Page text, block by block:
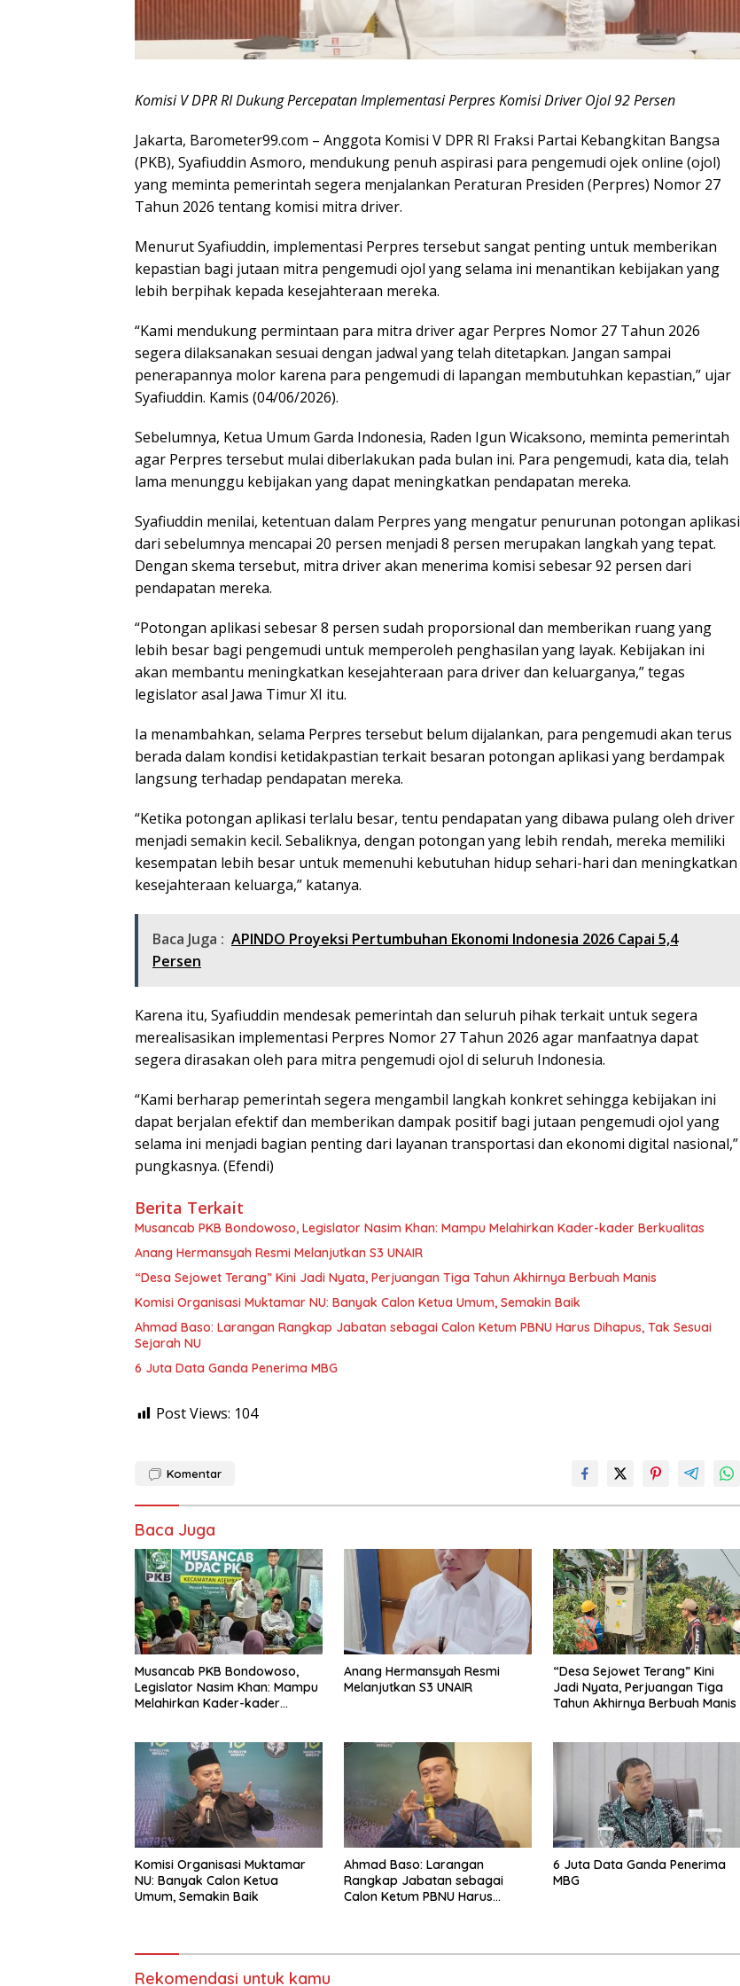
Komisi V DPR RI Dukung Percepatan Implementasi Perpres Komisi Driver Ojol 92 Persen
Jakarta, Barometer99.com – Anggota Komisi V DPR RI Fraksi Partai Kebangkitan Bangsa
(PKB), Syafiuddin Asmoro, mendukung penuh aspirasi para pengemudi ojek online (ojol)
yang meminta pemerintah segera menjalankan Peraturan Presiden (Perpres) Nomor 27
Tahun 2026 tentang komisi mitra driver.
Menurut Syafiuddin, implementasi Perpres tersebut sangat penting untuk memberikan
kepastian bagi jutaan mitra pengemudi ojol yang selama ini menantikan kebijakan yang
lebih berpihak kepada kesejahteraan mereka.
“Kami mendukung permintaan para mitra driver agar Perpres Nomor 27 Tahun 2026
segera dilaksanakan sesuai dengan jadwal yang telah ditetapkan. Jangan sampai
penerapannya molor karena para pengemudi di lapangan membutuhkan kepastian,” ujar
Syafiuddin. Kamis (04/06/2026).
Sebelumnya, Ketua Umum Garda Indonesia, Raden Igun Wicaksono, meminta pemerintah
agar Perpres tersebut mulai diberlakukan pada bulan ini. Para pengemudi, kata dia, telah
lama menunggu kebijakan yang dapat meningkatkan pendapatan mereka.
Syafiuddin menilai, ketentuan dalam Perpres yang mengatur penurunan potongan aplikasi
dari sebelumnya mencapai 20 persen menjadi 8 persen merupakan langkah yang tepat.
Dengan skema tersebut, mitra driver akan menerima komisi sebesar 92 persen dari
pendapatan mereka.
“Potongan aplikasi sebesar 8 persen sudah proporsional dan memberikan ruang yang
lebih besar bagi pengemudi untuk memperoleh penghasilan yang layak. Kebijakan ini
akan membantu meningkatkan kesejahteraan para driver dan keluarganya,” tegas
legislator asal Jawa Timur XI itu.
Ia menambahkan, selama Perpres tersebut belum dijalankan, para pengemudi akan terus
berada dalam kondisi ketidakpastian terkait besaran potongan aplikasi yang berdampak
langsung terhadap pendapatan mereka.
“Ketika potongan aplikasi terlalu besar, tentu pendapatan yang dibawa pulang oleh driver
menjadi semakin kecil. Sebaliknya, dengan potongan yang lebih rendah, mereka memiliki
kesempatan lebih besar untuk memenuhi kebutuhan hidup sehari-hari dan meningkatkan
kesejahteraan keluarga,” katanya.
Baca Juga : APINDO Proyeksi Pertumbuhan Ekonomi Indonesia 2026 Capai 5,4
Persen
Karena itu, Syafiuddin mendesak pemerintah dan seluruh pihak terkait untuk segera
merealisasikan implementasi Perpres Nomor 27 Tahun 2026 agar manfaatnya dapat
segera dirasakan oleh para mitra pengemudi ojol di seluruh Indonesia.
“Kami berharap pemerintah segera mengambil langkah konkret sehingga kebijakan ini
dapat berjalan efektif dan memberikan dampak positif bagi jutaan pengemudi ojol yang
selama ini menjadi bagian penting dari layanan transportasi dan ekonomi digital nasional,”
pungkasnya. (Efendi)
Berita Terkait
Musancab PKB Bondowoso, Legislator Nasim Khan: Mampu Melahirkan Kader-kader Berkualitas
Anang Hermansyah Resmi Melanjutkan S3 UNAIR
“Desa Sejowet Terang” Kini Jadi Nyata, Perjuangan Tiga Tahun Akhirnya Berbuah Manis
Komisi Organisasi Muktamar NU: Banyak Calon Ketua Umum, Semakin Baik
Ahmad Baso: Larangan Rangkap Jabatan sebagai Calon Ketum PBNU Harus Dihapus, Tak Sesuai
Sejarah NU
6 Juta Data Ganda Penerima MBG
Post Views: 104
Komentar
Baca Juga
Musancab PKB Bondowoso,
Legislator Nasim Khan: Mampu
Melahirkan Kader-kader
Anang Hermansyah Resmi
Melanjutkan S3 UNAIR
“Desa Sejowet Terang” Kini
Jadi Nyata, Perjuangan Tiga
Tahun Akhirnya Berbuah Manis
Komisi Organisasi Muktamar
NU: Banyak Calon Ketua
Umum, Semakin Baik
Ahmad Baso: Larangan
Rangkap Jabatan sebagai
Calon Ketum PBNU Harus
6 Juta Data Ganda Penerima
MBG
Rekomendasi untuk kamu